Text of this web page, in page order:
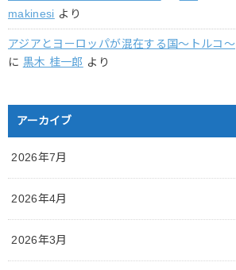
makinesi より
アジアとヨーロッパが混在する国〜トルコ〜
に 黒木 桂一郎 より
アーカイブ
2026年7月
2026年4月
2026年3月